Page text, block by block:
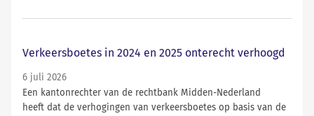
Verkeersboetes in 2024 en 2025 onterecht verhoogd
6 juli 2026
Een kantonrechter van de rechtbank Midden-Nederland
heeft dat de verhogingen van verkeersboetes op basis van de